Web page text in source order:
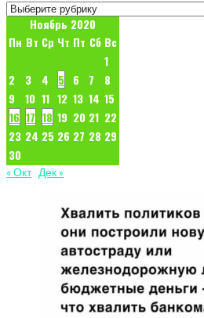
Лучшее
категориям:
Ноябрь 2020
Пн Вт Ср Чт Пт Сб Вс
1
2
3 4 5 6 7
8
9
10 11 12 13 14 15
16 17 18 19 20 21 22
23 24 25 26 27 28 29
30
« Окт Дек »